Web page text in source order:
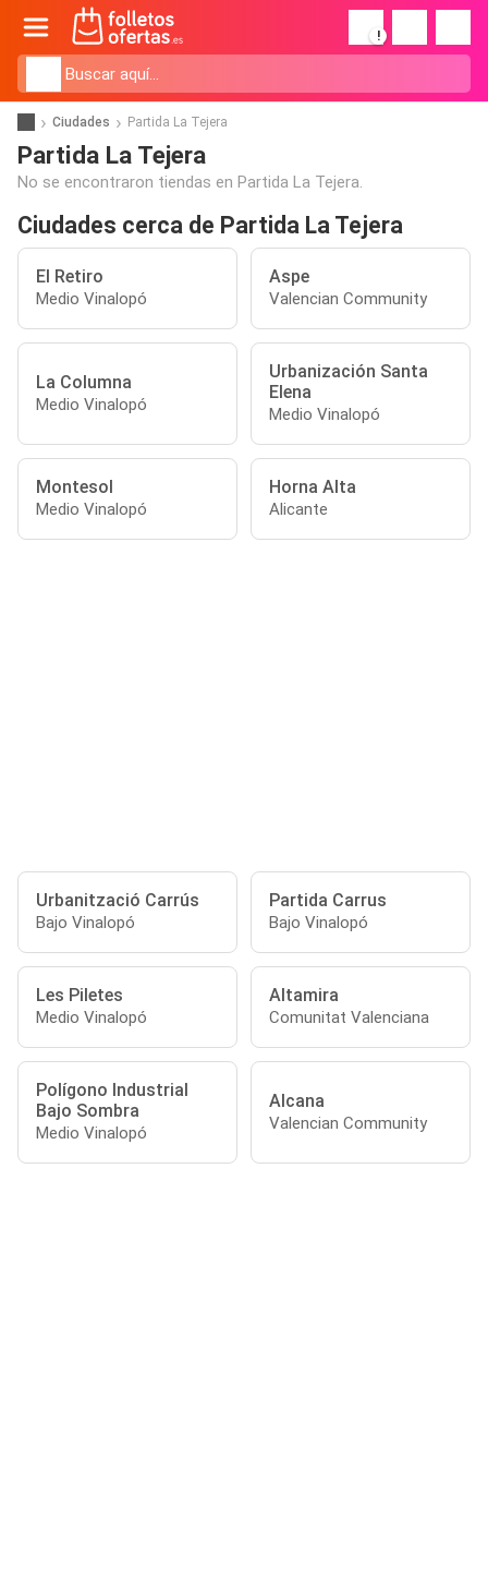
!
Ciudades Partida La Tejera
Partida La Tejera
No se encontraron tiendas en Partida La Tejera.
Ciudades cerca de Partida La Tejera
El Retiro
Medio Vinalopó
Aspe
Valencian Community
La Columna
Medio Vinalopó
Urbanización Santa
Elena
Medio Vinalopó
Montesol
Medio Vinalopó
Horna Alta
Alicante
Urbanització Carrús
Bajo Vinalopó
Partida Carrus
Bajo Vinalopó
Les Piletes
Medio Vinalopó
Altamira
Comunitat Valenciana
Polígono Industrial
Bajo Sombra
Medio Vinalopó
Alcana
Valencian Community